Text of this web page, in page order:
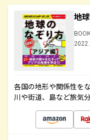
地
各国の地形や関係性を
川や街道、島など旅気